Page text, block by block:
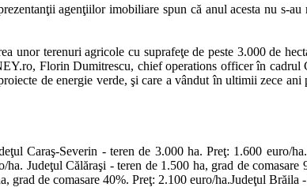
agenţiilor imobiliare spun că anul acesta nu s-au
unor terenuri agricole cu suprafeţe de peste 3.000 de
Florin Dumitrescu, chief operations officer în
de energie verde, şi care a vândut în ultimii zece ani
Caraş-Severin - teren de 3.000 ha. Preţ: 1.600 euro/
Judeţul Călăraşi - teren de 1.500 ha, grad de
grad de comasare 40%. Preţ: 2.100 euro/ha.Judeţul